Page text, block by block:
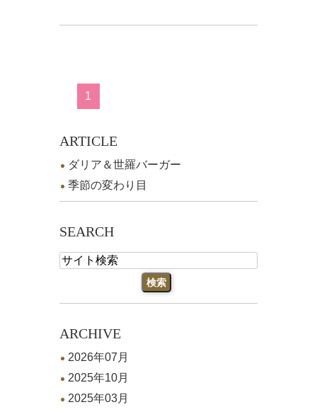
1
ARTICLE
ダリア＆世羅バーガー
季節の変わり目
SEARCH
ARCHIVE
2026年07月
2025年10月
2025年03月